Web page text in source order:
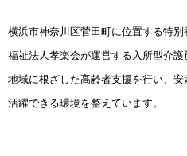
横浜市神奈川区菅田町に位置する特
福祉法人孝楽会が運営する入所型介護
地域に根ざした高齢者支援を行い、
活躍できる環境を整えています。